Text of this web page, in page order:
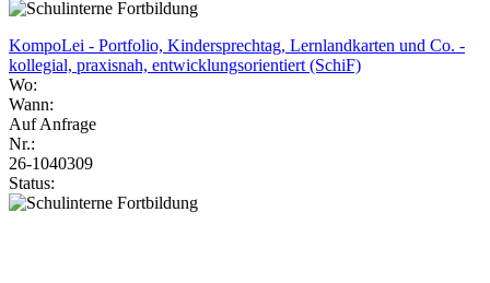
KompoLei - Portfolio, Kindersprechtag, Lernlandkarten und Co. -
kollegial, praxisnah, entwicklungsorientiert (SchiF)
Wo:
Wann:
Auf Anfrage
Nr.:
26-1040309
Status: